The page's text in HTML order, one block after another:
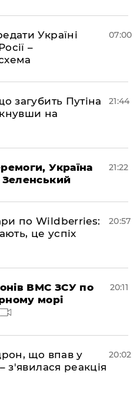
Україні
–
07:00
загубить Путіна
на
21:44
Україна
Зеленський
21:22
по Wildberries:
це успіх
20:57
ВМС ЗСУ по
морі
20:11
що впав у
з'явилася реакція
20:02